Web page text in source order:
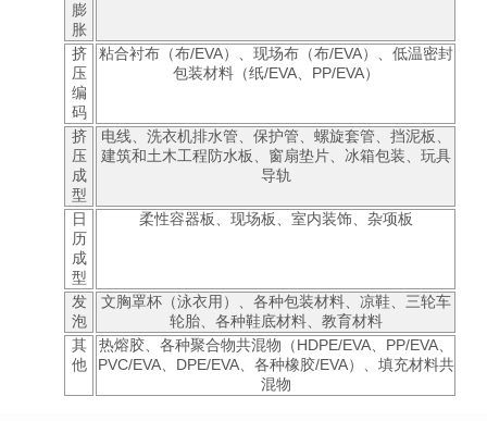
膨
胀
挤
压
编
码
粘合衬布（布/EVA）、现场布（布/EVA）、低温密封
包装材料（纸/EVA、PP/EVA）
挤
压
成
型
电线、洗衣机排水管、保护管、螺旋套管、挡泥板、
建筑和土木工程防水板、窗扇垫片、冰箱包装、玩具
导轨
日
历
成
型
柔性容器板、现场板、室内装饰、杂项板
发
泡
文胸罩杯（泳衣用）、各种包装材料、凉鞋、三轮车
轮胎、各种鞋底材料、教育材料
其
他
热熔胶、各种聚合物共混物（HDPE/EVA、PP/EVA、
PVC/EVA、DPE/EVA、各种橡胶/EVA）、填充材料共
混物